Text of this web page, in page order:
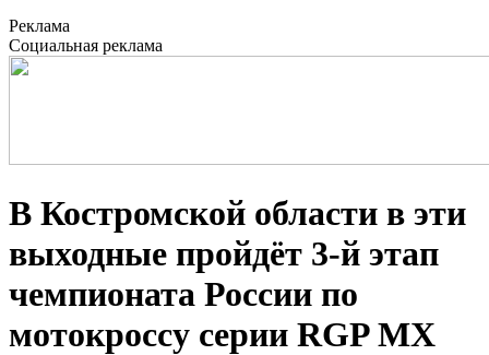
Реклама
Социальная реклама
В Костромской области в эти
выходные пройдёт 3-й этап
чемпионата России по
мотокроссу серии RGP MX